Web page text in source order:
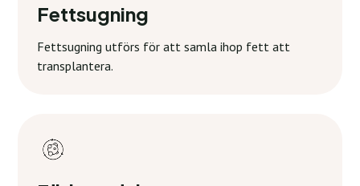
Fettsugning
Fettsugning utförs för att samla ihop fett att
transplantera.